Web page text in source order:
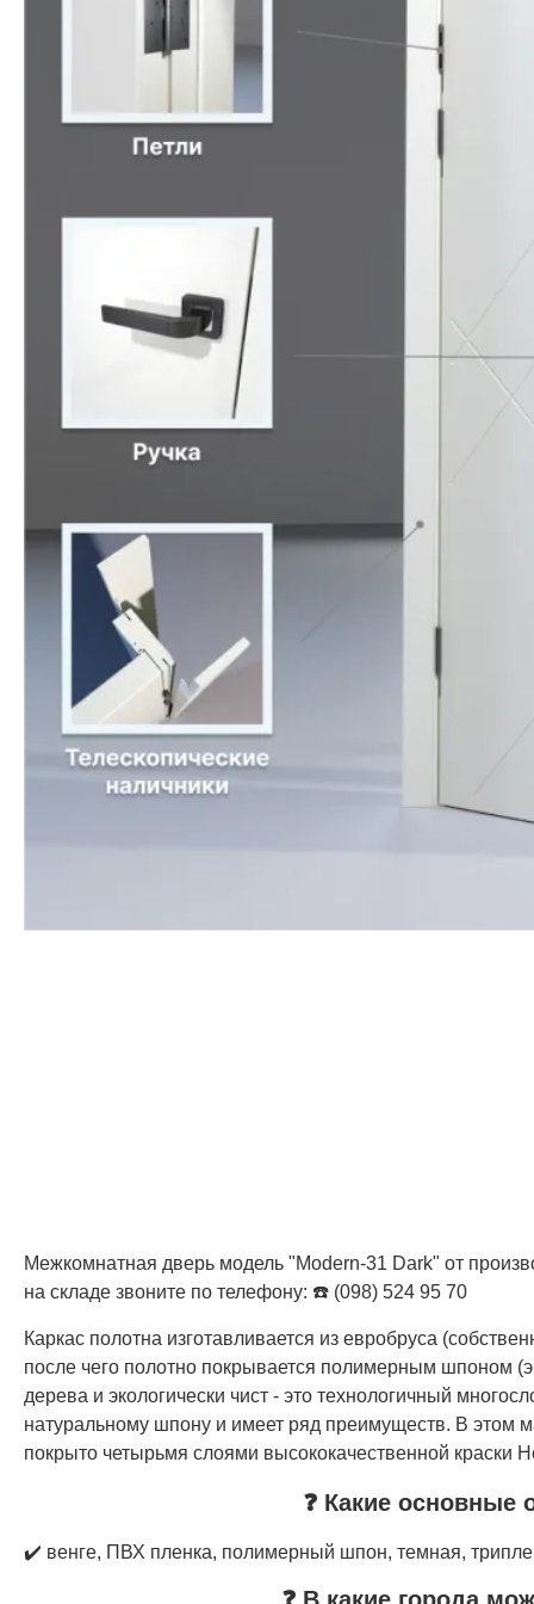
Межкомнатная дверь модель "Modern-31 Dark" от
на складе звоните по телефону: ☎️ (098) 524 95 70
Каркас полотна изготавливается из евробруса
после чего полотно покрывается полимерным шпоном
дерева и экологически чист - это технологичный
натуральному шпону и имеет ряд преимуществ. В этом
покрыто четырьмя слоями высококачественной краски
❓ Какие основные
✔️ венге, ПВХ пленка, полимерный шпон, темная,
❓ В какие города